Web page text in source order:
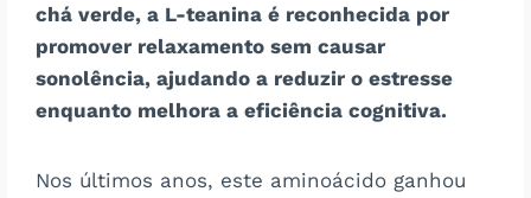
chá verde, a L-teanina é reconhecida por
promover relaxamento sem causar
sonolência, ajudando a reduzir o estresse
enquanto melhora a eficiência cognitiva.
Nos últimos anos, este aminoácido ganhou